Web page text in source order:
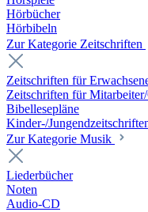
Hörbücher
Hörbibeln
Zur Kategorie Zeitschriften
Zeitschriften für
Zeitschriften für
Bibellesepläne
Kinder-/
Zur Kategorie Musik
Liederbücher
Noten
Audio-CD